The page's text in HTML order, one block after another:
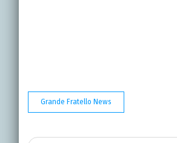
Grande Fratello News